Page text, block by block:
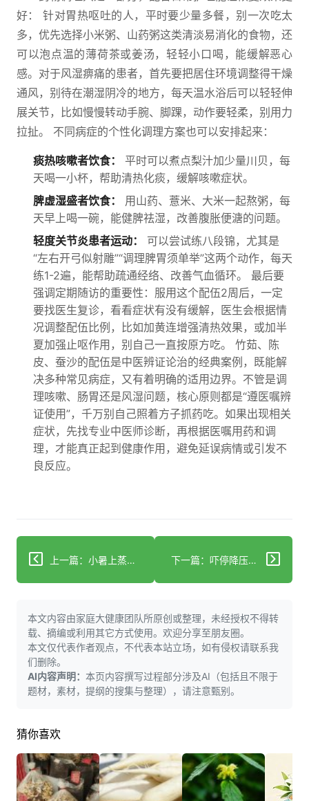
好： 针对胃热呕吐的人，平时要少量多餐，别一次吃太
多，优先选择小米粥、山药粥这类清淡易消化的食物，还
可以泡点温的薄荷茶或姜汤，轻轻小口喝，能缓解恶心
感。对于风湿痹痛的患者，首先要把居住环境调整得干燥
通风，别待在潮湿阴冷的地方，每天温水浴后可以轻轻伸
展关节，比如慢慢转动手腕、脚踝，动作要轻柔，别用力
拉扯。 不同病症的个性化调理方案也可以安排起来：
痰热咳嗽者饮食：
平时可以煮点梨汁加少量川贝，每
天喝一小杯，帮助清热化痰，缓解咳嗽症状。
脾虚湿盛者饮食：
用山药、薏米、大米一起熬粥，每
天早上喝一碗，能健脾祛湿，改善腹胀便溏的问题。
轻度关节炎患者运动：
可以尝试练八段锦，尤其是
“左右开弓似射雕”“调理脾胃须单举”这两个动作，每天
练1-2遍，能帮助疏通经络、改善气血循环。 最后要
强调定期随访的重要性：服用这个配伍2周后，一定
要找医生复诊，看看症状有没有缓解，医生会根据情
况调整配伍比例，比如加黄连增强清热效果，或加半
夏加强止呕作用，别自己一直按原方吃。 竹茹、陈
皮、蚕沙的配伍是中医辨证论治的经典案例，既能解
决多种常见病症，又有着明确的适用边界。不管是调
理咳嗽、肠胃还是风湿问题，核心原则都是“遵医嘱辨
证使用”，千万别自己照着方子抓药吃。如果出现相关
症状，先找专业中医师诊断，再根据医嘱用药和调
理，才能真正起到健康作用，避免延误病情或引发不
良反应。
上一篇：小暑上蒸下煮？每天10分钟拍揉按+吃喝三样清爽一夏 下一篇：吓停降压药的人反被它救了命？规范服药让肾衰风险直降47%！
本文内容由家庭大健康团队所原创或整理，未经授权不得转
载、摘编或利用其它方式使用。欢迎分享至朋友圈。
本文仅代表作者观点，不代表本站立场，如有侵权请联系我
们删除。
AI内容声明： 本页内容撰写过程部分涉及AI（包括且不限于
题材，素材，提纲的搜集与整理），请注意甄别。
猜你喜欢